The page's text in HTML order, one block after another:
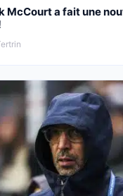
McCourt a fait une